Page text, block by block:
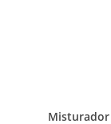
Misturador